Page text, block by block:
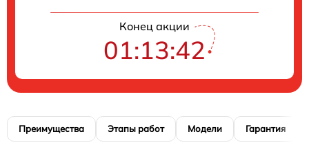
Конец акции
01:13:41
Преимущества Этапы работ Модели Гарантия